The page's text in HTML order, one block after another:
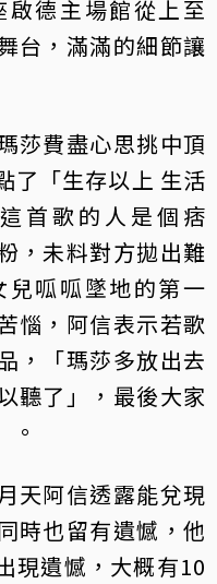
德主場館從上至
台，滿滿的細節讓
莎費盡心思挑中頂
了「生存以上 生活
首歌的人是個痞
，未料對方拋出難
呱呱墜地的第一
惱，阿信表示若歌
，「瑪莎多放出去
聽了」，最後大家
。
天阿信透露能兌現
時也留有遺憾，他
現遺憾，大概有10